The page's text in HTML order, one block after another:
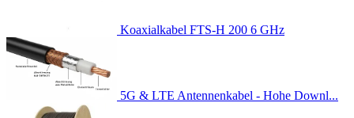
Koaxialkabel FTS-H 200 6 GHz
5G & LTE Antennenkabel - Hohe Downl...